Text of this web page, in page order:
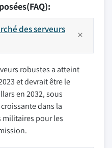
des serveurs
robustes a atteint
et devrait être le
en 2032, sous
dans la
pour les